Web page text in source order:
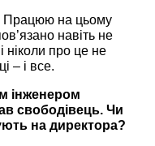
Працюю на цьому
навіть не
ніколи про це не
– і все.
інженером
свободівець. Чи
на директора?